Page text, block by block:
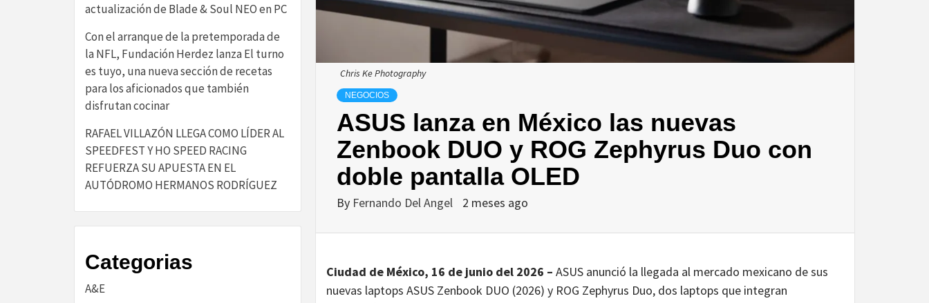
Chris Ke Photography
NEGOCIOS
ASUS lanza en México las nuevas
Zenbook DUO y ROG Zephyrus Duo con
doble pantalla OLED
By Fernando Del Angel 2 meses ago
Ciudad de México, 16 de junio del 2026 – ASUS anunció la llegada al mercado mexicano de sus
nuevas laptops ASUS Zenbook DUO (2026) y ROG Zephyrus Duo, dos laptops que integran
actualización de Blade & Soul NEO en PC
Con el arranque de la pretemporada de
la NFL, Fundación Herdez lanza El turno
es tuyo, una nueva sección de recetas
para los aficionados que también
disfrutan cocinar
RAFAEL VILLAZÓN LLEGA COMO LÍDER AL
SPEEDFEST Y HO SPEED RACING
REFUERZA SU APUESTA EN EL
AUTÓDROMO HERMANOS RODRÍGUEZ
Categorias
A&E